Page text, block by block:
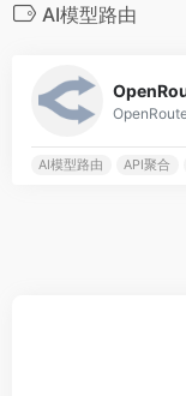
AI模型路由
AI模型路由 API聚合